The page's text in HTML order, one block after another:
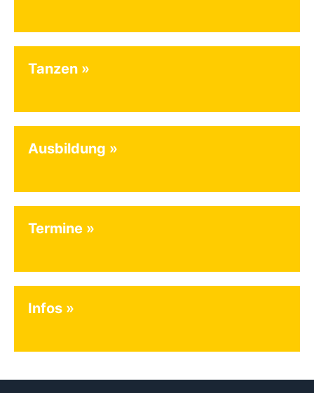
Tanzen
Ausbildung
Termine
Infos